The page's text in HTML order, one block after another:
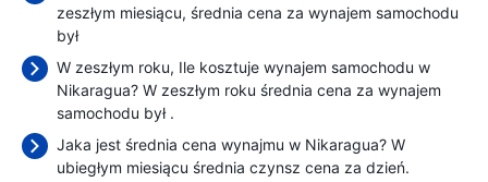
zeszłym miesiącu, średnia cena za wynajem samochodu
był
W zeszłym roku, Ile kosztuje wynajem samochodu w
Nikaragua? W zeszłym roku średnia cena za wynajem
samochodu był .
Jaka jest średnia cena wynajmu w Nikaragua? W
ubiegłym miesiącu średnia czynsz cena za dzień.